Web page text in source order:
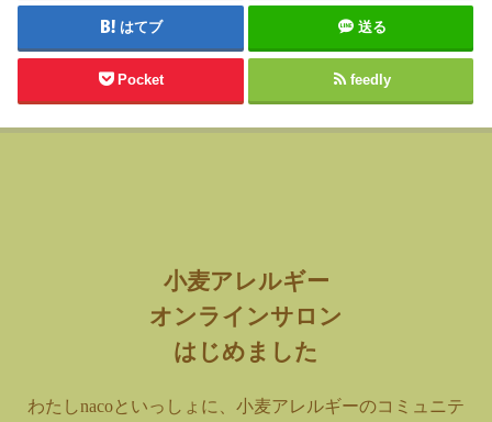
はてブ 送る
Pocket feedly
小麦アレルギー
オンラインサロン
はじめました
わたしnacoといっしょに、小麦アレルギーのコミュニテ